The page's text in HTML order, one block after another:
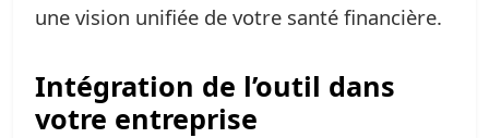
une vision unifiée de votre santé financière.
Intégration de l’outil dans
votre entreprise